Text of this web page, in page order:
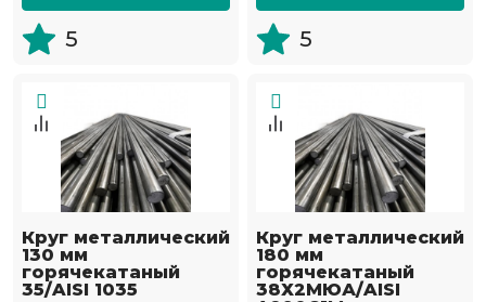
5 5
Круг металлический
130 мм
горячекатаный
35/AISI 1035
Круг металлический
180 мм
горячекатаный
38Х2МЮА/AISI